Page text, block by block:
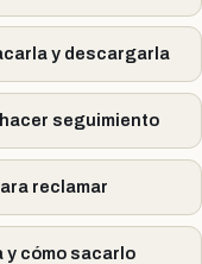
y descargarla
seguimiento
reclamar
y cómo sacarlo